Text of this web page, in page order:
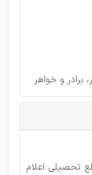
و خواھر
تحصیلی اعلام